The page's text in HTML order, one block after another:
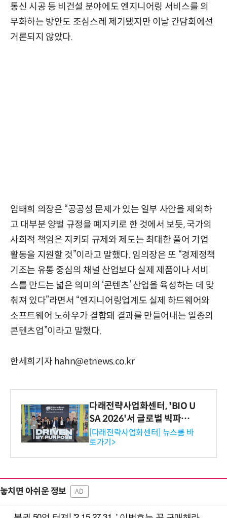
통신 시공 등 비건설 분야에도 엔지니어링 서비스를 의
무화하는 방안도 조심스레 제기됐지만 이날 간담회에선
거론되지 않았다.
임태희 의장은 “공공성 문제가 있는 일부 사안을 제외하
고 대부분 양벌 규정을 폐지키로 한 것에서 보듯, 국가의
사회적 책임은 지키되 규제와 제도는 최대한 풀어 기업
활동을 지원할 것”이라고 말했다. 임의장은 또 “경제정책
기조는 유통 중심의 채널 산업보다 실제 제품이나 서비
스를 만드는 넓은 의미의 ‘콘텐츠’ 산업을 육성하는 데 맞
춰져 있다”라면서 “엔지니어링업계도 실제 하드웨어와
소프트웨어 노하우가 결합돼 결과를 만들어내는 일종의
콘텐츠업”이라고 말했다.
한세희기자 hahn@etnews.co.kr
다래전략사업화센터, 'BIO U
SA 2026'서 글로벌 빅파마
와의 비즈니스 미팅 지원…K
-바이오 해외 진출 교두보 확
보
[다래전략사업화센터] 뉴스룸 바
로가기>
놓치면 아쉬운 정보 AD